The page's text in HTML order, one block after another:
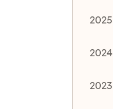
2025
2024
2023